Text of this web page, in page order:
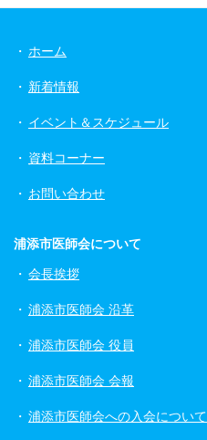
ホーム
新着情報
イベント＆スケジュール
資料コーナー
お問い合わせ
浦添市医師会について
会長挨拶
浦添市医師会 沿革
浦添市医師会 役員
浦添市医師会 会報
浦添市医師会への入会について